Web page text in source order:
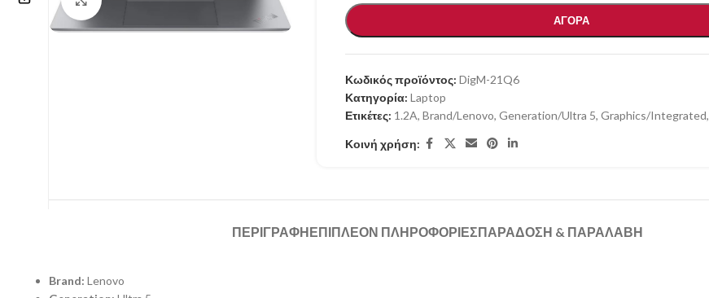
Επικοινωνία
ΑΓΟΡΑ
Κωδικός προϊόντος: DigM-21Q6
Κατηγορία: Laptop
Ετικέτες: 1.2A, Brand/Lenovo, Generation/Ultra 5, Graphics/Integrated,
Κοινή χρήση:
ΠΕΡΙΓΡΑΦΉΕΠΙΠΛΈΟΝ ΠΛΗΡΟΦΟΡΊΕΣΠΑΡΑΔΟΣΗ & ΠΑΡΑΛΑΒΗ
Brand: Lenovo